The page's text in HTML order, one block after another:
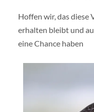
Hoffen wir, das diese
erhalten bleibt und
eine Chance haben